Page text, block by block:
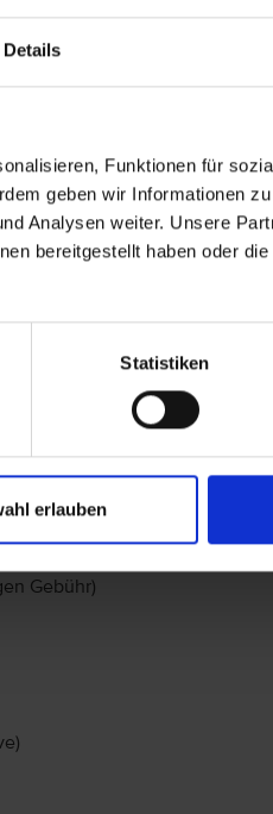
Details
Funktionen für
geben wir Informationen
Analysen weiter. Unsere
bereitgestellt haben oder
Statistiken
erlauben
Haartrockner,
Fernseher (inklusive),
Fliesen
Fernseher (inklusive),
(DZM)
Fliesen
Gebühr)